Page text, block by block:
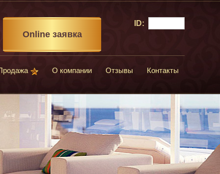
Online заявка
ID:
О компании Отзывы Контакты